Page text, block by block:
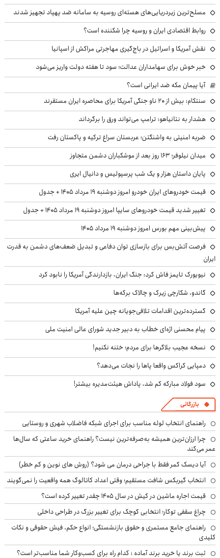
مسلح‌ترین زیردریایی‌های هسته‌ای روسیه به سامانه ضد پهپاد تجهیز شدند
روابط اقتصادی ایران و روسیه چرا شکننده است؟
نقش آمریکا و اسرائیل در باج‌گیری مهاجرتی مراکش از اسپانیا
خبر خوش برای سهامداران عدالت؛ سود تا هفته دولت واریز می‌شود
آیا پیمان مکه ضد ایرانی است؟
سنتکام: بیش از ۲۰ ناو جنگی آمریکا برای محاصره ایران مستقرند
هشدار به نتانیاهو: ترامپ می‌تواند ورق را برگرداند
ضربه امنیتی به واشنگتن؛ عربستان سراغ ترکیه و پاکستان رفت
میدان نیلوفر؛ ۱۶۳ روز بعد از موشکباران دشمن متجاوز
پایان داستان هزار و یک شب پرسپولیس و دانیال ایری
قیمت خودروهای ایران خودرو امروز دوشنبه ۱۹ مرداد ۱۴۰۵ + جدول
تغییر شدید قیمت خودروهای سایپا امروز دوشنبه ۱۹ مرداد ۱۴۰۵ + جدول
پیش‌بینی مهم بورس امروز دوشنبه ۱۹ مرداد ۱۴۰۵
فرصت آتش‌بس برای بازسازی توان دفاعی و تبدیل ضعف‌های دشمن به قدرت
ایران
نیویورک تایمز فاش کرد: جنگ ایران، بازدارندگی آمریکا را نابود کرد
گاندو، شکارچی زیرک و چالاک برکه‌ها
گسترده‌ترین اقدامات تلافی‌جویانه چین علیه آمریکا
پیام محسنی اژه‌ای خطاب به دبیر جدید شورای عالی امنیت ملی
نسخه عجیب بلاگرها برای مردم؛ ختنه نکنیم!
دمپایی کراکس واقعا پاها را نجات می‌دهد؟
سود فولاد مبارکه کم شد، پاداش هیئت‌مدیره بیشتر!
بازرگانی
راهنمای انتخاب لوله مناسب برای اجرای شبکه فاضلاب شهری و روستایی
چرا ارزان‌ترین همیشه به‌صرفه‌ترین نیست؟ راهنمای خرید ساعتی که سال‌ها
عمر می‌کند
آیا دیسک کمر فقط با جراحی درمان می شود؟ (روش های نوین و کم خطر)
انتخاب گیربکس شافت مستقیم؛ وقتی اعداد کاتالوگ همه واقعیت را نمی‌گویند
قیمت اجاره ماشین در کیش در سال ۱۴۰۵ چقدر تغییر کرده است؟
چراغ سقفی توکار؛ انتخابی کوچک برای تغییر بزرگ در طراحی داخلی
راهنمای جامع مستمری و حقوق بازنشستگی؛ انواع حکم، فیش حقوقی و نکات
کلیدی
ثبت برند یا خرید برند آماده : کدام راه برای کسب‌وکار شما مناسب‌تر است؟